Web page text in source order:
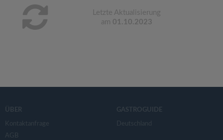
Letzte Aktualisierung
am 01.10.2023
ÜBER
Kontaktanfrage
AGB
GASTROGUIDE
Deutschland